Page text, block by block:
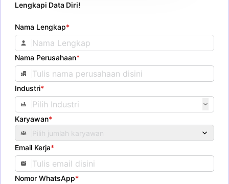
Lengkapi Data Diri!
Nama Lengkap*
Nama Perusahaan*
Industri*
Karyawan*
Pilih jumlah karyawan
Email Kerja*
Nomor WhatsApp*